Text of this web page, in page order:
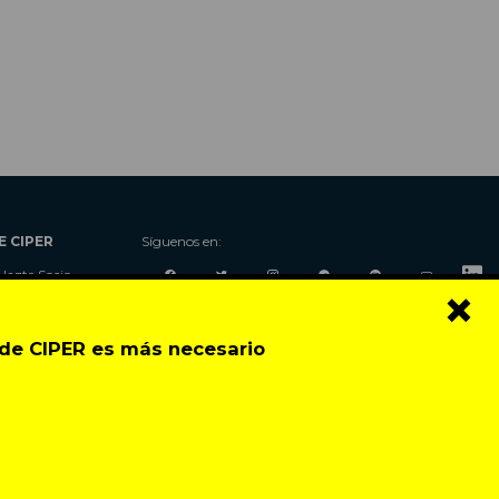
CIPER es más necesario
×
CIPER
Socio
Contacto
Síguenos en: